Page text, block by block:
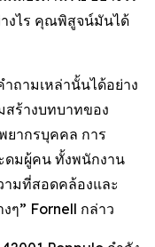
งไร คุณพิสูจน์มันได้
ถามเหล่านั้นได้อย่าง
ร้างบทบาทของ
ยากรบุคคล การ
ดมผู้คน ทั้งพนักงาน
มที่สอดคล้องและ
ๆ” Fornell กล่าว